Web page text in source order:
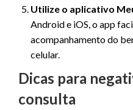
Utilize o aplicativo
Android e iOS, o app
acompanhamento do
celular.
Dicas para
consulta